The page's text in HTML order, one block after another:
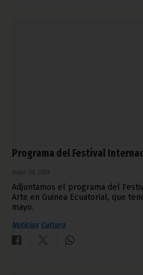
Programa del Festival
mayo 09, 2024
Adjuntamos el programa del
Arte en Guinea Ecuatorial, que
mayo.
Noticias Cultura